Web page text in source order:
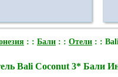
: : Бали : : Отели : :
Bali Coconut 3* Бали